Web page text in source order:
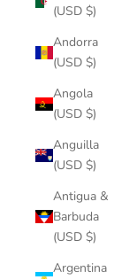
(USD $)
Andorra
(USD $)
Angola
(USD $)
Anguilla
(USD $)
Antigua &
Barbuda
(USD $)
Argentina